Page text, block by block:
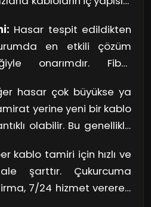
test cihazları kullanılır.
kesik, çatlak
hızlıca tespit edilir.
Hasar tespit edildikten
en etkili çözüm
onarımdır. Fiber
kablonun içinde ışığın
sağlar. Lehimleme,
oldukça etkili bir
hasar çok büyükse ya
yerine yeni bir kablo
olabilir. Bu genellikle
yardımcı olur. Yeni kablo
daha dayanıklı ve
önemlidir.
kablo tamiri için hızlı ve
şarttır. Çukurcuma
7/24 hizmet vererek,